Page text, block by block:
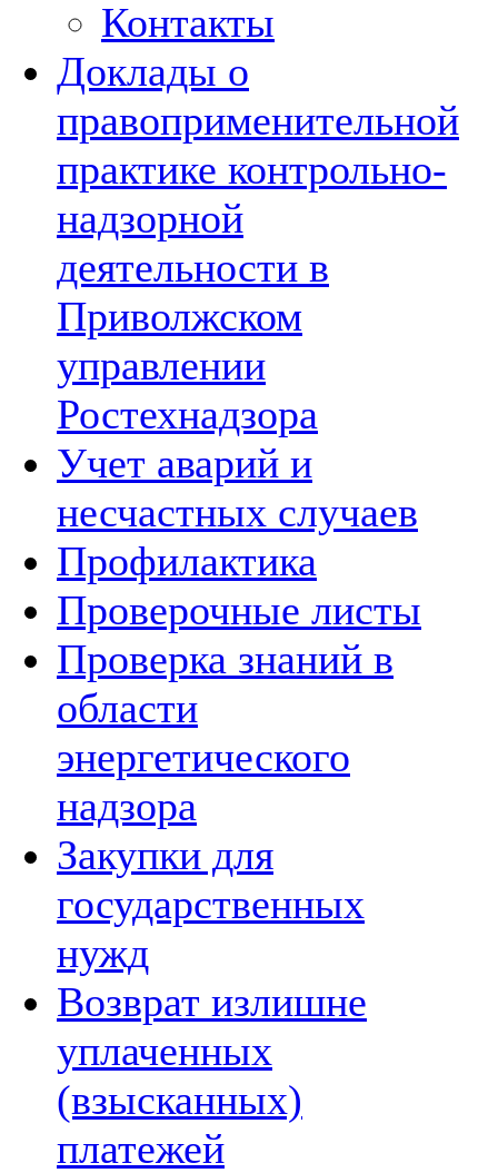
Контакты
Доклады о
правоприменительной
практике контрольно-
надзорной
деятельности в
Приволжском
управлении
Ростехнадзора
Учет аварий и
несчастных случаев
Профилактика
Проверочные листы
Проверка знаний в
области
энергетического
надзора
Закупки для
государственных
нужд
Возврат излишне
уплаченных
(взысканных)
платежей